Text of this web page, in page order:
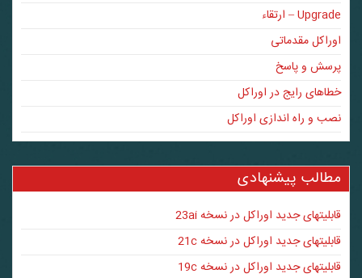
Upgrade – ارتقاء
اوراکل مقدماتی
پرسش و پاسخ
خطاهای رایج در اوراکل
نصب و راه اندازی اوراکل
مطالب پیشنهادی
قابلیتهای جدید اوراکل در نسخه 23ai
قابلیتهای جدید اوراکل در نسخه 21c
قابلیتهای جدید اوراکل در نسخه 19c